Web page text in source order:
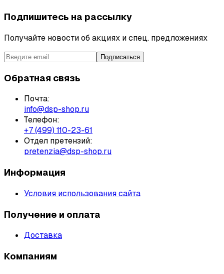
Подпишитесь на рассылку
Получайте новости об акциях и спец. предложениях
Подписаться
Обратная связь
Почта:
info@dsp-shop.ru
Телефон:
+7 (499) 110-23-61
Отдел претензий:
pretenzia@dsp-shop.ru
Информация
Условия использования сайта
Получение и оплата
Доставка
Компаниям